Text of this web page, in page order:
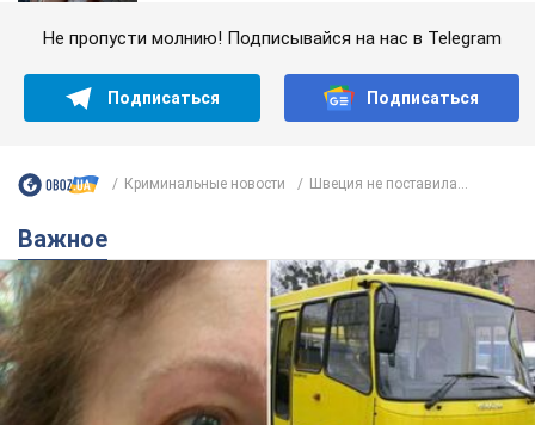
Не пропусти молнию! Подписывайся на нас в Telegram
Подписаться Подписаться
Криминальные новости Швеция не поставила...
Важное